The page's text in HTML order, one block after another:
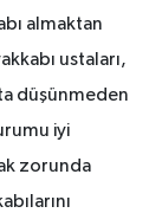
almaktan
ustaları,
düşünmeden
iyi
zorunda